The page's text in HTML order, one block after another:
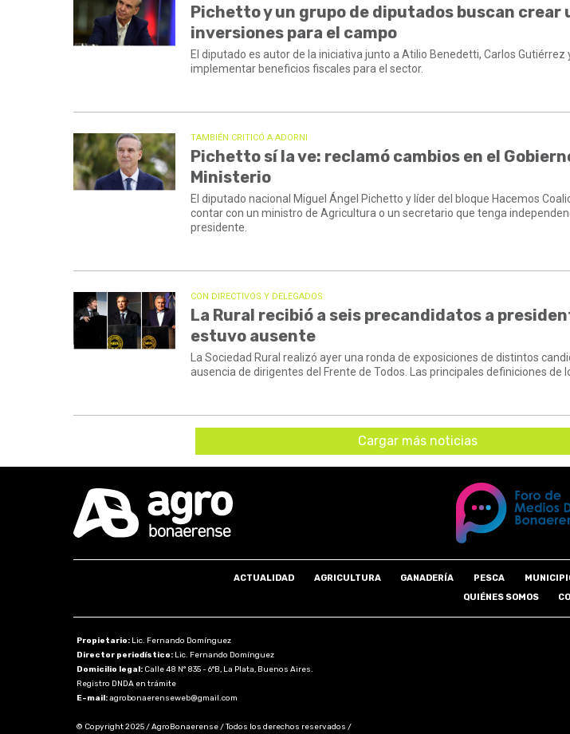
Pichetto y un grupo de diputados buscan crear
inversiones para el campo
El diputado es autor de la iniciativa junto a Atilio Benedetti, Carlos Gutiérrez
implementar beneficios fiscales para el sector.
TAMBIÉN CRITICÓ A ADORNI
Pichetto sí la ve: reclamó cambios en el
Ministerio
El diputado nacional Miguel Ángel Pichetto y líder del bloque Hacemos
contar con un ministro de Agricultura o un secretario que tenga
presidente.
CON DIRECTIVOS Y DELEGADOS
La Rural recibió a seis precandidatos a
estuvo ausente
La Sociedad Rural realizó ayer una ronda de exposiciones de distintos
ausencia de dirigentes del Frente de Todos. Las principales definiciones de
Cargar más noticias
ACTUALIDAD AGRICULTURA GANADERÍA PESCA
QUIÉNES SOMOS
Propietario: Lic. Fernando Domínguez
Director periodístico: Lic. Fernando Domínguez
Domicilio legal: Calle 48 N° 835 - 6°B, La Plata, Buenos Aires.
Registro DNDA en trámite
E-mail:agrobonaerenseweb@gmail.com
© Copyright 2025 / AgroBonaerense / Todos los derechos reservados /